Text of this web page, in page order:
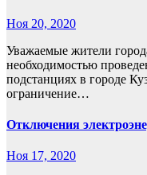
Ноя 20, 2020
Уважаемые жители
необходимостью
подстанциях в городе
ограничение…
Отключения
Ноя 17, 2020